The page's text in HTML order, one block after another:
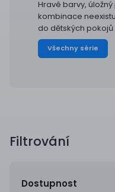
Hravé barvy,
kombinace
do dětských
Všechny série
Filtrování
Dostupnost